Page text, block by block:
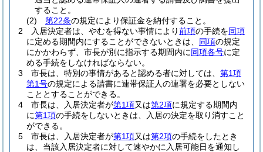
すること。
(2)
第22条の規定により保証金を納付すること。
2
入居決定者は、やむを得ない事情により前項の手続を同項
に定める期間内にすることができないときは、 同項の規定
にかかわらず、市長が別に指示する期間内に同項各号に定
める手続をしなければならない。
3
市長は、特別の事情があると認める者に対しては、 第1項
第1号の規定による請書に連帯保証人の連署を必要としない
こととすることができる。
4
市長は、入居決定者が第1項又は第2項に規定する期間内
に第1項の手続をしないときは、入居の決定を取り消すこと
ができる。
5
市長は、入居決定者が第1項又は第2項の手続をしたとき
は、当該入居決定者に対して速やかに入居可能日を通知し